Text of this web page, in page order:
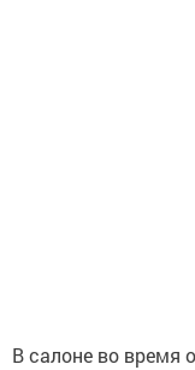
В салоне во время